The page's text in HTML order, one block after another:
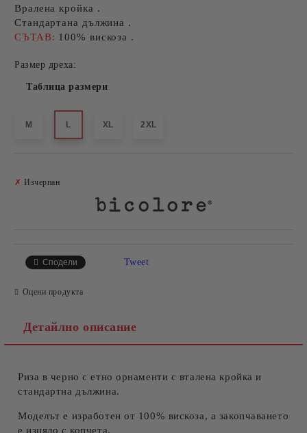
Вралена кройка .
Стандартана дължина .
СЪТАВ: 100% вискоза .
Размер дреха:
Таблица размери
M L XL 2XL
✗ Изчерпан
Сподели Tweet
Оцени продукта
Детайлно описание
Риза в черно с етно орнаменти с вталена кройка и
стандартна дължина.
Моделът е изработен от 100% вискоза, а закопчаването
е изцяло с копчета.